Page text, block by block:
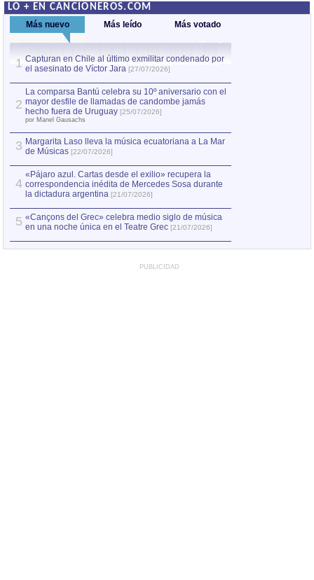
LO + EN CANCIONEROS.COM
Más nuevo Más leído Más votado
1 Capturan en Chile al último exmilitar condenado por
el asesinato de Víctor Jara [27/07/2026]
2
La comparsa Bantú celebra su 10º aniversario con el
mayor desfile de llamadas de candombe jamás
hecho fuera de Uruguay [25/07/2026]
por Manel Gausachs
3 Margarita Laso lleva la música ecuatoriana a La Mar
de Músicas [22/07/2026]
4
«Pájaro azul. Cartas desde el exilio» recupera la
correspondencia inédita de Mercedes Sosa durante
la dictadura argentina [21/07/2026]
5 «Cançons del Grec» celebra medio siglo de música
en una noche única en el Teatre Grec [21/07/2026]
PUBLICIDAD